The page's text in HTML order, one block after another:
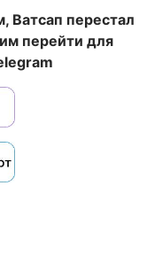
Ватсап перестал
перейти для